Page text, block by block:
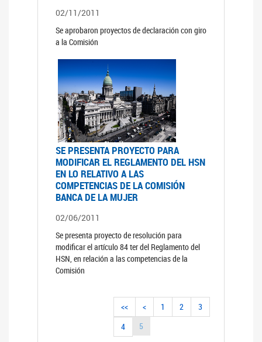
02/11/2011
Se aprobaron proyectos de declaración con giro
a la Comisión
SE PRESENTA PROYECTO PARA
MODIFICAR EL REGLAMENTO DEL HSN
EN LO RELATIVO A LAS
COMPETENCIAS DE LA COMISIÓN
BANCA DE LA MUJER
02/06/2011
Se presenta proyecto de resolución para
modificar el artículo 84 ter del Reglamento del
HSN, en relación a las competencias de la
Comisión
<< < 1 2
3
4
5